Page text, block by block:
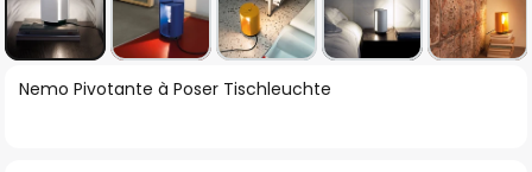
Zum
Nemo Pivotante à Poser Tischleuchte